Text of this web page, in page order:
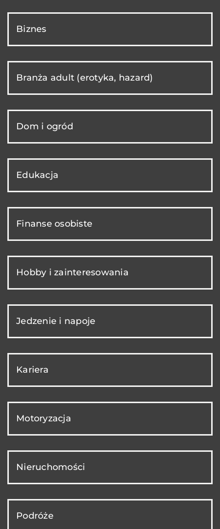
Biznes
Branża adult (erotyka, hazard)
Dom i ogród
Edukacja
Finanse osobiste
Hobby i zainteresowania
Jedzenie i napoje
Kariera
Motoryzacja
Nieruchomości
Podróże